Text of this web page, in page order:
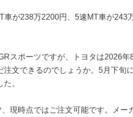
車が238万2200円、5速MT車が243
スポーツですが、トヨタは2026
注文できるのでしょうか。5月下旬
。
、現時点ではご注文可能です。メ